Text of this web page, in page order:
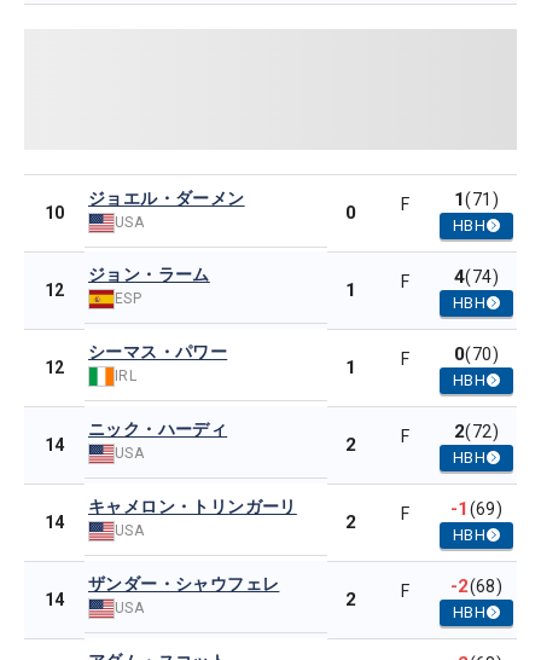
10
ジョエル・ダーメン
USA 0 F 1(71)
HBH
12
ジョン・ラーム
ESP 1 F 4(74)
HBH
12
シーマス・パワー
IRL 1 F 0(70)
HBH
14
ニック・ハーディ
USA 2 F 2(72)
HBH
14
キャメロン・トリンガーリ
USA 2 F -1(69)
HBH
14
ザンダー・シャウフェレ
USA 2 F -2(68)
HBH